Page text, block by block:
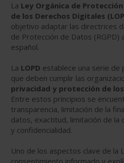
La Ley Orgánica de
de los Derechos Digitales
objetivo adaptar las directrices
de Protección de Datos (RGPD)
español.
La LOPD establece una serie de
que deben cumplir las
privacidad y protección de
Entre estos principios se
transparencia, limitación de la
datos, exactitud, limitación de la
y confidencialidad.
Uno de los aspectos clave de la